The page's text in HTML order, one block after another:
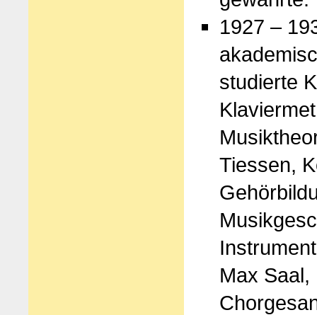
1927 –
studierte
Tiessen,
Max Saal,